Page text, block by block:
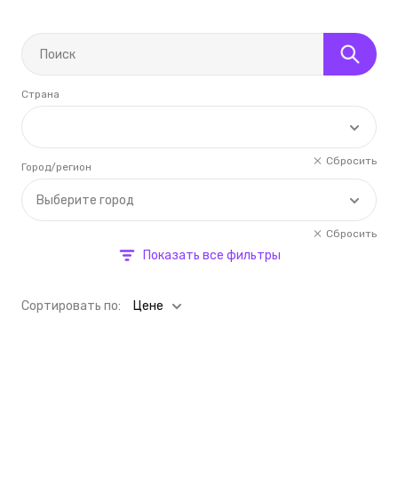
Страна
Сбросить
Выберите город
Город/регион
Сбросить
Показать все фильтры
Cортировать по: Цене